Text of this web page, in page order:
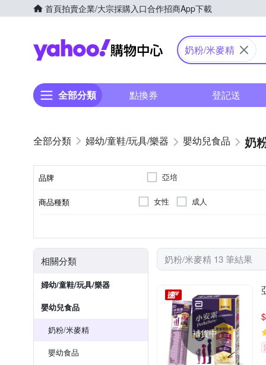
首頁拍賣企業/大宗採購入口合作招商App下載
Yahoo購物中心
奶粉/米麥精
全部分類 點換券 登記送
婦幼/童鞋/玩具/樂器 嬰幼兒食品 奶
品牌 亞培
商品種類 女性 成人
相關分類
婦幼/童鞋/玩具/樂器
嬰幼兒食品
奶粉/米麥精
嬰幼食品
奶粉/米麥精 13 筆結果
補貨中
$